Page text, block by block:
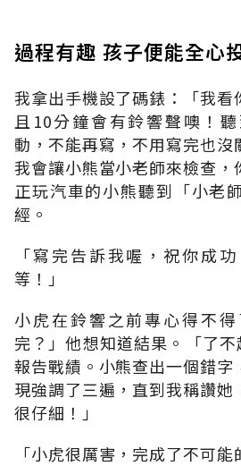
過程有趣 孩子便能全心
我拿出手機設了碼錶：「我看
且10分鐘會有鈴響聲噢！
動，不能再寫，不用寫完也沒
我會讓小熊當小老師來檢查，
正玩汽車的小熊聽到「小老
經。
「寫完告訴我喔，祝你成
等！」
小虎在鈴響之前專心得不
完？」他想知道結果。「了
報告戰績。小熊查出一個錯字
現強調了三遍，直到我稱讚她
很仔細！」
「小虎很厲害，完成了不可能